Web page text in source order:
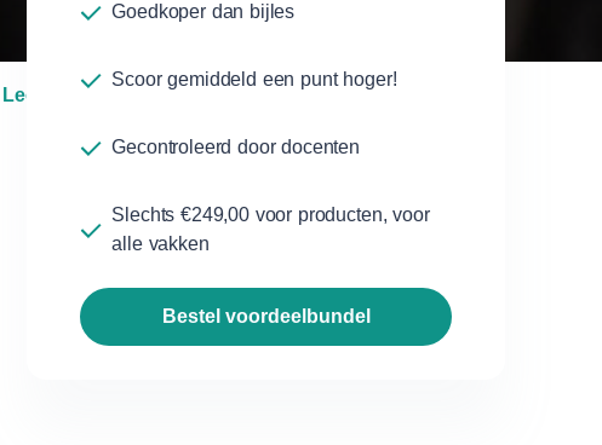
Leertips
Goedkoper dan bijles
Scoor gemiddeld een punt hoger!
Gecontroleerd door docenten
Slechts €249,00 voor producten, voor
alle vakken
bestel voordeelbundel